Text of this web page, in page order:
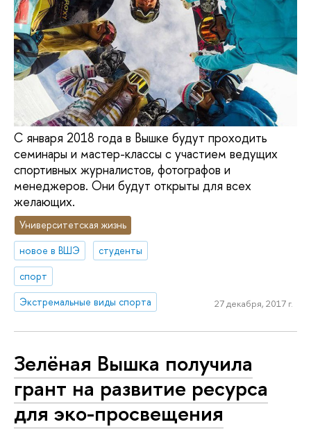
С января 2018 года в Вышке будут проходить
семинары и мастер-классы с участием ведущих
спортивных журналистов, фотографов и
менеджеров. Они будут открыты для всех
желающих.
Университетская жизнь
новое в ВШЭ
студенты
спорт
Экстремальные виды спорта
27 декабря, 2017 г.
Зелёная Вышка получила
грант на развитие ресурса
для эко-просвещения